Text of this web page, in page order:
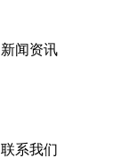
新闻资讯
联系我们